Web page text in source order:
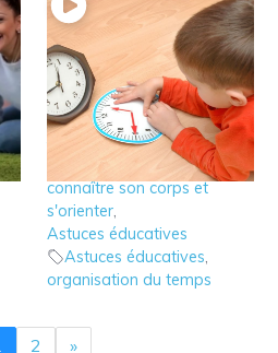
2 – La perception du
temps après 2 ans
connaître son corps et
s'orienter,
Astuces éducatives
Astuces éducatives,
organisation du temps
2 »